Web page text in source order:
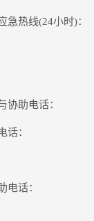
热线(24小时)：
助电话：
：
话：